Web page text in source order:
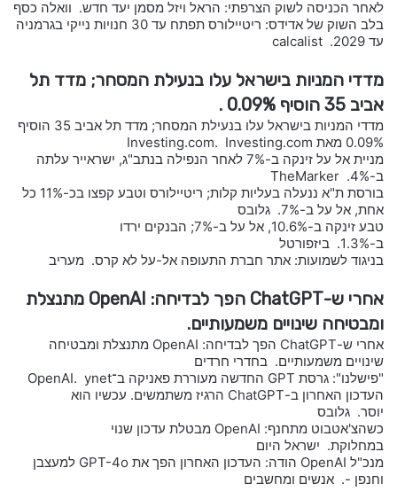
לאחר הכניסה לשוק הצרפתי: הראל ויזל מסמן יעד חדש. וואלה כסף
בלב השוק של אדידס: ריטיילורס תפתח עד 30 חנויות נייקי בגרמניה
עד 2029. calcalist
מדדי המניות בישראל עלו בנעילת המסחר; מדד תל
אביב 35 הוסיף 0.09% .
מדדי המניות בישראל עלו בנעילת המסחר; מדד תל אביב 35 הוסיף
0.09% מאת Investing.com. Investing.com
מניית אל על זינקה ב-7% לאחר הנפילה בנתב"ג, ישראייר עלתה
ב-4%. TheMarker
בורסת ת"א ננעלה בעליות קלות; ריטיילורס וטבע קפצו בכ-11% כל
אחת, אל על ב-7%. גלובס
טבע זינקה ב-10.6%, אל על ב-7%; הבנקים ירדו
ב-1.3%. ביזפורטל
בניגוד לשמועות: אתר חברת התעופה אל-על לא קרס. מעריב
אחרי ש-ChatGPT הפך לבדיחה: OpenAI מתנצלת
ומבטיחה שינויים משמעותיים.
אחרי ש-ChatGPT הפך לבדיחה: OpenAI מתנצלת ומבטיחה
שינויים משמעותיים. בחדרי חרדים
"פישלנו": גרסת GPT החדשה מעוררת פאניקה ב־OpenAI. ynet
העדכון האחרון ב-ChatGPT הרגיז משתמשים. עכשיו הוא
יוסר. גלובס
כשהצ'אטבוט מתחנף: OpenAI מבטלת עדכון שנוי
במחלוקת. ישראל היום
מנכ"ל OpenAI הודה: העדכון האחרון הפך את GPT-4o למעצבן
וחנפן -. אנשים ומחשבים